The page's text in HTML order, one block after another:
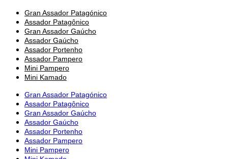
Gran Assador Patagónico
Assador Patagônico
Gran Assador Gaúcho
Assador Gaúcho
Assador Portenho
Assador Pampero
Mini Pampero
Mini Kamado
Gran Assador Patagónico
Assador Patagônico
Gran Assador Gaúcho
Assador Gaúcho
Assador Portenho
Assador Pampero
Mini Pampero